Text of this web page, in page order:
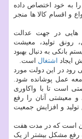
را به خود اختصاص داده
و اقسام کالا ها منجر
در جهت عدالت
رونق تولید، معیشت
بانکی به دنبال بهبود
ایجاد اشتغال است.
رود در این دولت مورد
عمل پوشانده شود.
ماه فرصتی است تا با واکاوری
معیشتی آنان را رفع
و افزایش جمعیت
است که در مدت هفت
رفع مشکل بیشتر از یک